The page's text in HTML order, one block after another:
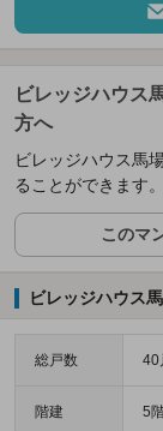
ビレッジハウス
方へ
ビレッジハウス馬
ることができます。
このマ
ビレッジハウス
総戸数 40
階建 5